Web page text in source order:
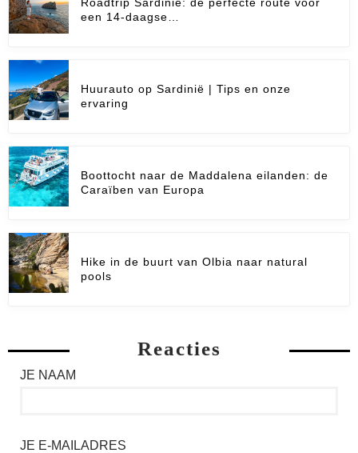
een 14-daagse…
Huurauto op Sardinië | Tips en onze
ervaring
Boottocht naar de Maddalena eilanden: de
Caraïben van Europa
Hike in de buurt van Olbia naar natural
pools
Reacties
JE NAAM
JE E-MAILADRES